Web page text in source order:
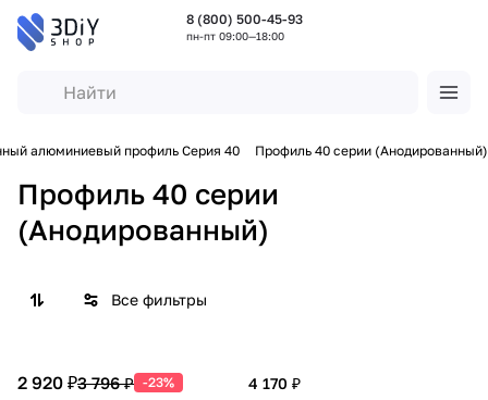
8 (800) 500-45-93
пн-пт 09:00—18:00
алюминиевый профиль Серия 40 Профиль 40 серии (Анодированный)
Профиль 40 серии
(Анодированный)
Все фильтры
2 920 ₽3 796 ₽ -23% 4 170 ₽